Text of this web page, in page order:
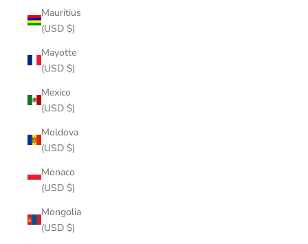
Mauritius
(USD $)
Mayotte
(USD $)
Mexico
(USD $)
Moldova
(USD $)
Monaco
(USD $)
Mongolia
(USD $)